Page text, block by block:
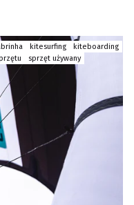
kitesurfing
kiteboarding
sprzęt używany